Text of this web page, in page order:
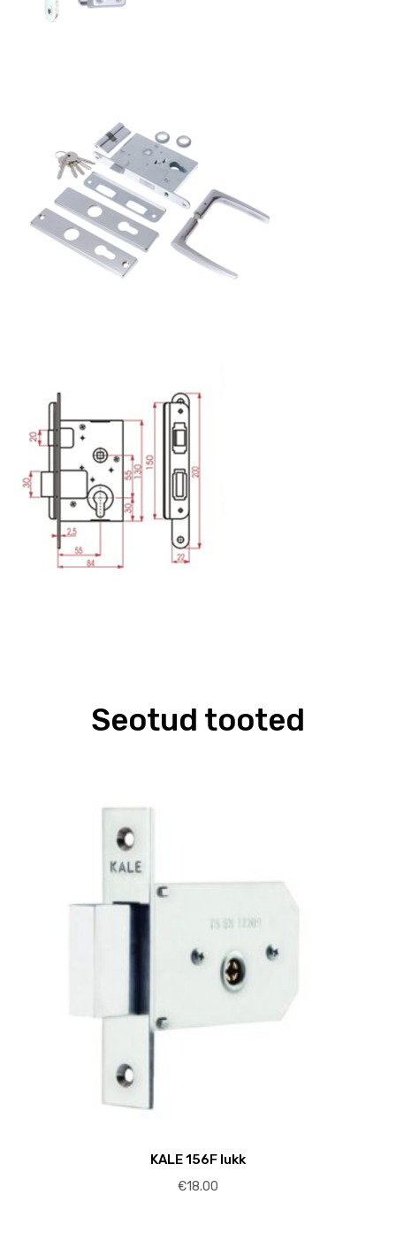
Seotud tooted
KALE 156F lukk
€18.00